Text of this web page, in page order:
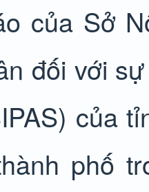
của Sở
đối với
của
phố